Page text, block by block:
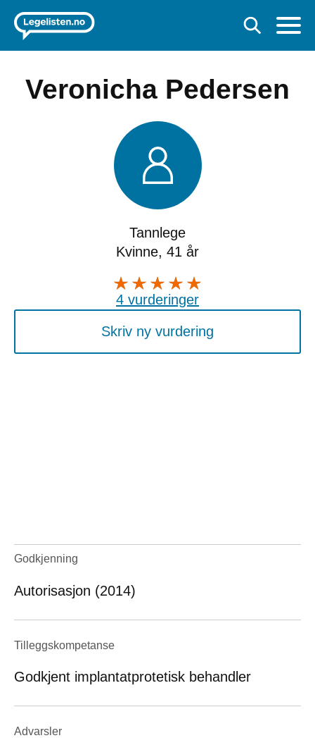
Veronicha Pedersen
Tannlege
Kvinne, 41 år
4 vurderinger
Skriv ny vurdering
Godkjenning
Autorisasjon (2014)
Tilleggskompetanse
Godkjent implantatprotetisk behandler
Advarsler